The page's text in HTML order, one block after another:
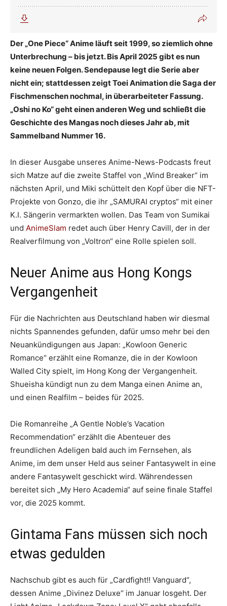
Der „One Piece“ Anime läuft seit 1999, so ziemlich ohne
Unterbrechung – bis jetzt. Bis April 2025 gibt es nun
keine neuen Folgen. Sendepause legt die Serie aber
nicht ein; stattdessen zeigt Toei Animation die Saga der
Fischmenschen nochmal, in überarbeiteter Fassung.
„Oshi no Ko“ geht einen anderen Weg und schließt die
Geschichte des Mangas noch dieses Jahr ab, mit
Sammelband Nummer 16.
In dieser Ausgabe unseres Anime-News-Podcasts freut
sich Matze auf die zweite Staffel von „Wind Breaker“ im
nächsten April, und Miki schüttelt den Kopf über die NFT-
Projekte von Gonzo, die ihr „SAMURAI cryptos“ mit einer
K.I. Sängerin vermarkten wollen. Das Team von Sumikai
und AnimeSlam redet auch über Henry Cavill, der in der
Realverfilmung von „Voltron“ eine Rolle spielen soll.
Neuer Anime aus Hong Kongs
Vergangenheit
Für die Nachrichten aus Deutschland haben wir diesmal
nichts Spannendes gefunden, dafür umso mehr bei den
Neuankündigungen aus Japan: „Kowloon Generic
Romance“ erzählt eine Romanze, die in der Kowloon
Walled City spielt, im Hong Kong der Vergangenheit.
Shueisha kündigt nun zu dem Manga einen Anime an,
und einen Realfilm – beides für 2025.
Die Romanreihe „A Gentle Noble’s Vacation
Recommendation“ erzählt die Abenteuer des
freundlichen Adeligen bald auch im Fernsehen, als
Anime, im dem unser Held aus seiner Fantasywelt in eine
andere Fantasywelt geschickt wird. Währendessen
bereitet sich „My Hero Academia“ auf seine finale Staffel
vor, die 2025 kommt.
Gintama Fans müssen sich noch
etwas gedulden
Nachschub gibt es auch für „Cardfight!! Vanguard“,
dessen Anime „Divinez Deluxe“ im Januar losgeht. Der